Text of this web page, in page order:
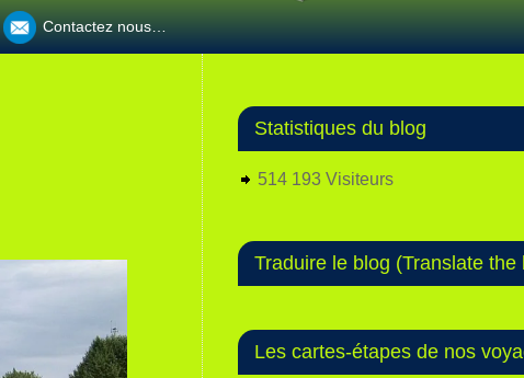
Contactez nous…
Statistiques du blog
514 193 Visiteurs
Traduire le blog (Translate the
Les cartes-étapes de nos